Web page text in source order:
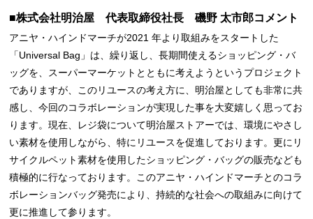
■株式会社明治屋 代表取締役社長 磯野 太市郎コメント
アニヤ・ハインドマーチが2021 年より取組みをスタートした
「Universal Bag」は、繰り返し、長期間使えるショッピング・バ
ッグを、スーパーマーケットとともに考えようというプロジェクト
でありますが、このリユースの考え方に、明治屋としても非常に共
感し、今回のコラボレーションが実現した事を大変嬉しく思ってお
ります。現在、レジ袋について明治屋ストアーでは、環境にやさし
い素材を使用しながら、特にリユースを促進しております。更にリ
サイクルペット素材を使用したショッピング・バッグの販売なども
積極的に行なっております。このアニヤ・ハインドマーチとのコラ
ボレーションバッグ発売により、持続的な社会への取組みに向けて
更に推進して参ります。